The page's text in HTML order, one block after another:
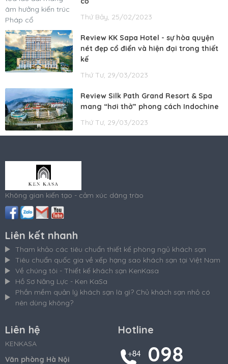
Thứ Bảy, 25/02/2023
Review KK Sapa Hotel - sự hòa quyện
nét đẹp cổ điển và hiện đại trong thiết
kế
Thứ Tư, 29/03/2023
Review Silk Path Grand Resort & Spa
mang “hơi thở” phong cách Indochine
Thứ Tư, 29/03/2023
Không gian kiến tạo - cảm xúc dâng trào
Liên kết nhanh
Tham khảo các tiêu chuẩn thiết kế phòng ngủ khách sạn
Tiêu chuẩn quốc gia về xếp hạng sao khách sạn tại Việt Nam
Về chúng tôi - Thiết kế khách sạn KenKasa
Hồ Sơ Năng Lực - Ken KaSa
Phần mềm quản lý khách sạn là gì? Chủ khách sạn nhỏ có
nên dùng không?
Liên hệ
KENKASA
Văn phòng Hà Nội
Hotline
098